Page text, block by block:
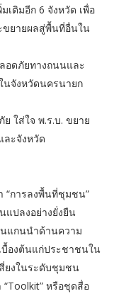
เติมอีก 6 จังหวัด เพื่อ
ขยายผลสู่พื้นที่อื่นใน
อดภัยทางถนนและ
นจังหวัดนครนายก
ใส่ใจ พ.ร.บ. ขยาย
ละจังหวัด
“การลงพื้นที่ชุมชน”
แปลงอย่างยั่งยืน
แกนนำด้านความ
องต้นแก่ประชาชนใน
ยงในระดับชุมชน
หรือชุดสื่อ